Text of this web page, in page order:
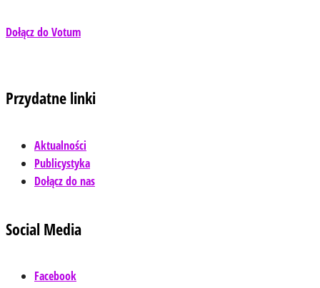
Dołącz do Votum
Przydatne linki
Aktualności
Publicystyka
Dołącz do nas
Social Media
Facebook